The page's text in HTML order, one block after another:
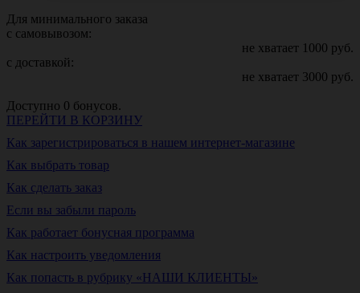
Для минимального заказа
с самовывозом:
не хватает 1000 руб.
с доставкой:
не хватает 3000 руб.
Доступно 0 бонусов.
ПЕРЕЙТИ В КОРЗИНУ
Как зарегистрироваться в нашем интернет-магазине
Как выбрать товар
Как сделать заказ
Если вы забыли пароль
Как работает бонусная программа
Как настроить уведомления
Как попасть в рубрику «НАШИ КЛИЕНТЫ»